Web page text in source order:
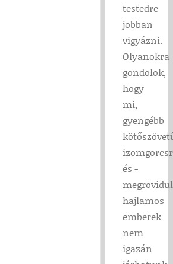
testedre
jobban
vigyázni.
Olyanokra
gondolok,
hogy
mi,
gyengébb
és -
hajlamos
emberek
nem
igazán